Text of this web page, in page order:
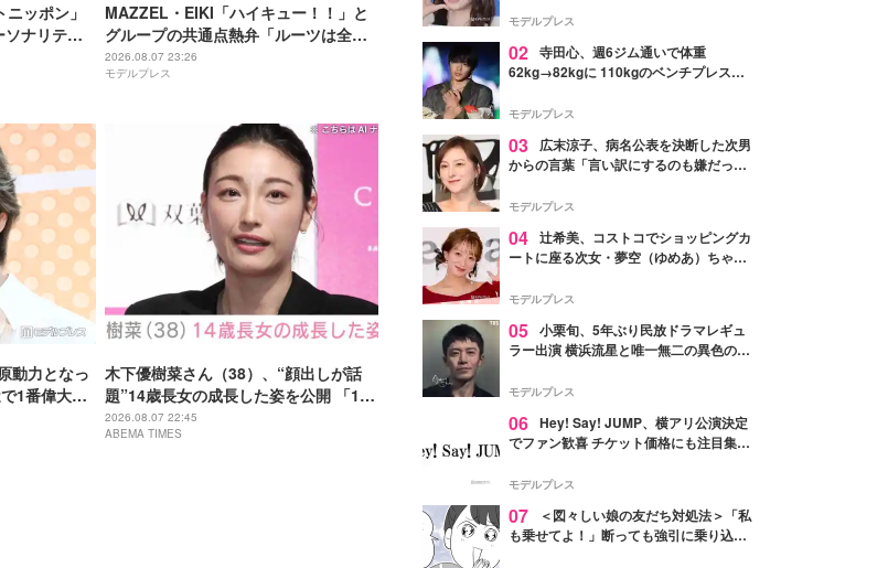
ッポン」
ナリティ
MAZZEL・EIKI「ハイキュー！！」と
グループの共通点熱弁「ルーツは全然
違うんですけど」
2026.08.07 23:26
モデルプレス
動力となっ
1番偉大な
木下優樹菜さん（38）、“顔出しが話
題”14歳長女の成長した姿を公開 「14
歳とは思えぬオトナっぽさ」「優樹菜
ちゃんにそっくりすぎる」など反響
2026.08.07 22:45
ABEMA TIMES
モデルプレス
02 寺田心、週6ジム通いで体重
62kg→82kgに 110kgのベンチプレス持
「かっこいい」と反響
モデルプレス
03
広末涼子、病名公表を決断した次男
からの言葉「言い訳にするのも嫌だっ
モデルプレス
04 辻希美、コストコでショッピングカ
ートに座る次女・夢空（ゆめあ）ちゃん
ぎ」「成長を感じる」の声
モデルプレス
05 小栗旬、5年ぶり民放ドラマレギュ
ラー出演 横浜流星と唯一無二の異色のバ
モデルプレス
06 Hey! Say! JUMP、横アリ公演決定
でファン歓喜 チケット価格にも注目集ま
モデルプレス
07
＜図々しい娘の友だち対処法＞「私
も乗せてよ！」断っても強引に乗り込ん